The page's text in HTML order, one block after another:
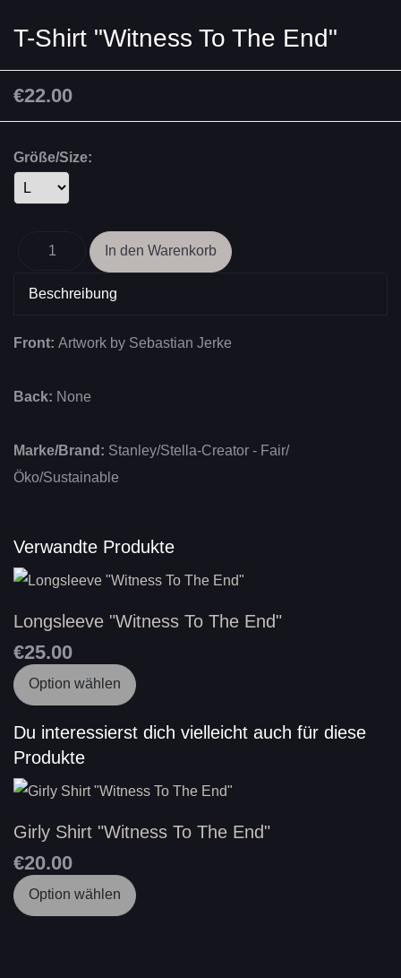
T-Shirt "Witness To The End"
€22.00
Größe/Size:
Beschreibung
Front: Artwork by Sebastian Jerke
Back: None
Marke/Brand: Stanley/Stella-Creator - Fair/
Öko/Sustainable
Verwandte Produkte
Longsleeve "Witness To The End"
€25.00
Option wählen
Du interessierst dich vielleicht auch für diese
Produkte
Girly Shirt "Witness To The End"
€20.00
Option wählen